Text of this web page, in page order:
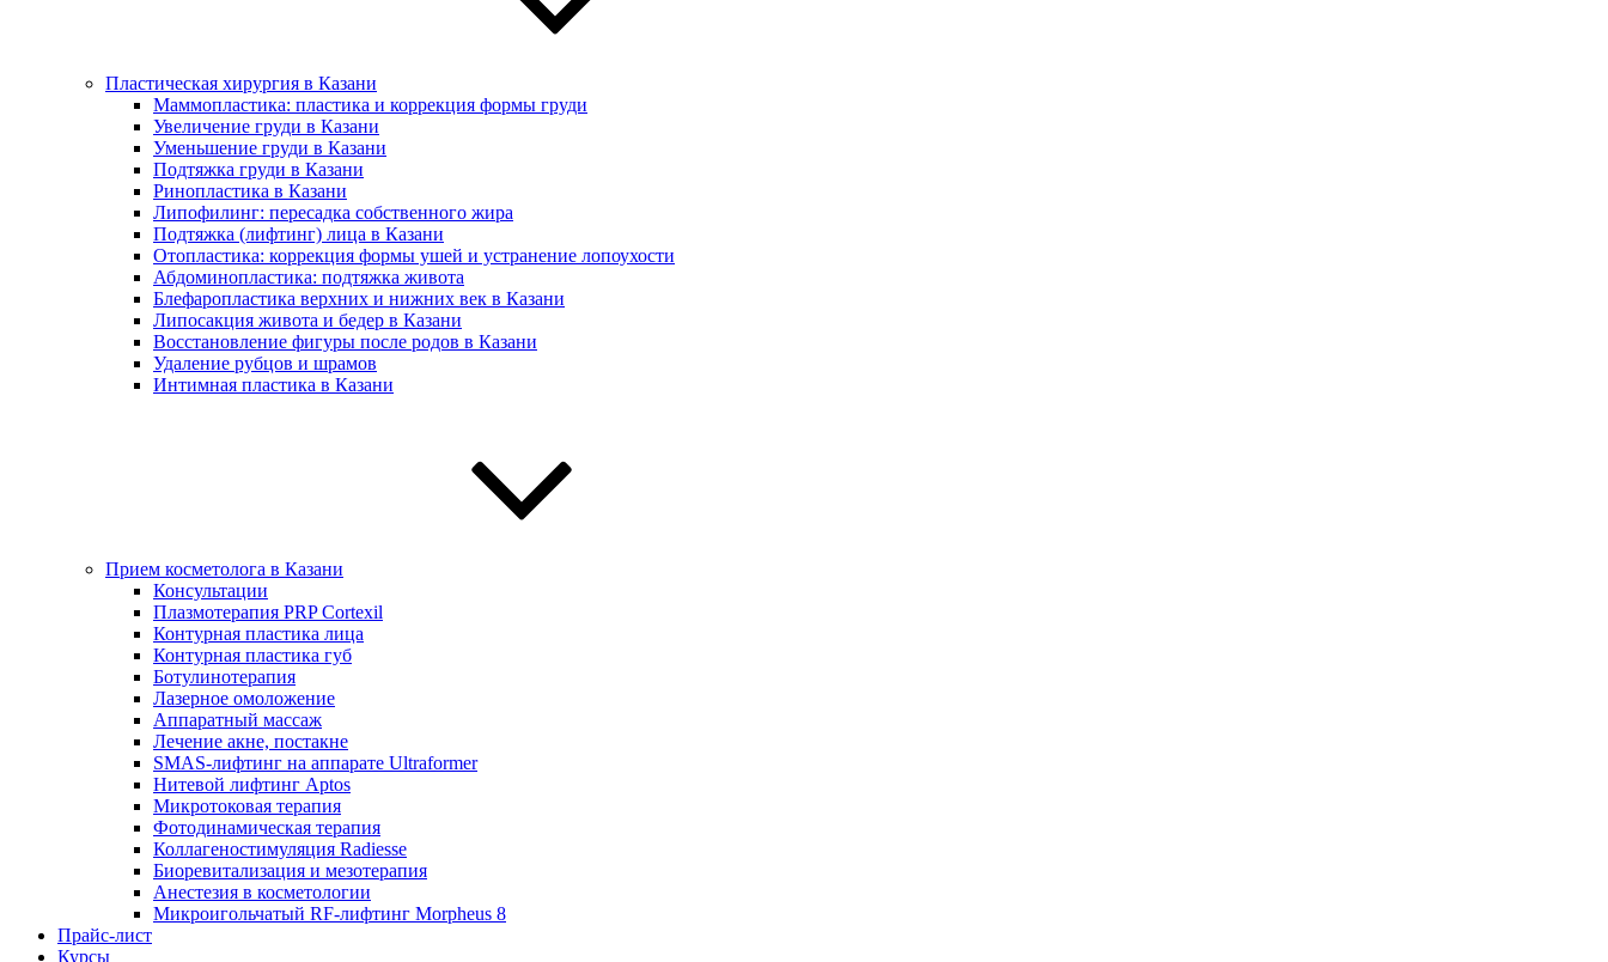
Пластическая хирургия в Казани
Маммопластика: пластика и коррекция формы груди
Увеличение груди в Казани
Уменьшение груди в Казани
Подтяжка груди в Казани
Ринопластика в Казани
Липофилинг: пересадка собственного жира
Подтяжка (лифтинг) лица в Казани
Отопластика: коррекция формы ушей и устранение лопоухости
Абдоминопластика: подтяжка живота
Блефаропластика верхних и нижних век в Казани
Липосакция живота и бедер в Казани
Восстановление фигуры после родов в Казани
Удаление рубцов и шрамов
Интимная пластика в Казани
Прием косметолога в Казани
Консультации
Плазмотерапия PRP Сortexil
Контурная пластика лица
Контурная пластика губ
Ботулинотерапия
Лазерное омоложение
Аппаратный массаж
Лечение акне, постакне
SMAS-лифтинг на аппарате Ultraformer
Нитевой лифтинг Aptos
Микротоковая терапия
Фотодинамическая терапия
Коллагеностимуляция Radiesse
Биоревитализация и мезотерапия
Анестезия в косметологии
Микроигольчатый RF-лифтинг Morpheus 8
Прайс-лист
Курсы